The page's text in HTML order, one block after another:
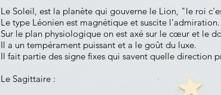
Le Soleil, est la planète qui gouverne le Lion, "le roi
Le type Léonien est magnétique et
Sur le plan physiologique on est axé sur le cœur et le
Il a un tempérament puissant et a le goût du luxe.
Il fait partie des signe fixes qui savent quelle direction
Le Sagittaire :